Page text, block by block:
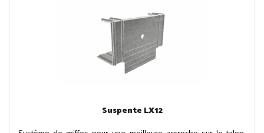
Suspente LX12